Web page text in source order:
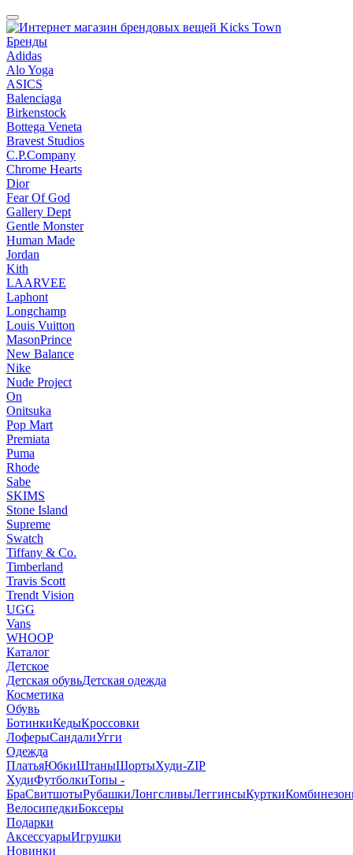
Бренды
Adidas
Alo Yoga
ASICS
Balenciaga
Birkenstock
Bottega Veneta
Bravest Studios
C.P.Company
Chrome Hearts
Dior
Fear Of God
Gallery Dept
Gentle Monster
Human Made
Jordan
Kith
LAARVEE
Laphont
Longchamp
Louis Vuitton
MasonPrince
New Balance
Nike
Nude Project
On
Onitsuka
Pop Mart
Premiata
Puma
Rhode
Sabe
SKIMS
Stone Island
Supreme
Swatch
Tiffany & Co.
Timberland
Travis Scott
Trendt Vision
UGG
Vans
WHOOP
Каталог
Детское
Детская обувьДетская одежда
Косметика
Обувь
БотинкиКедыКроссовки
ЛоферыСандалиУгги
Одежда
ПлатьяЮбкиШтаныШортыХуди-ZIP
ХудиФутболкиТопы -
БраСвитшотыРубашкиЛонгсливыЛеггинсыКуртки
ВелосипедкиБоксеры
Подарки
АксессуарыИгрушки
Новинки